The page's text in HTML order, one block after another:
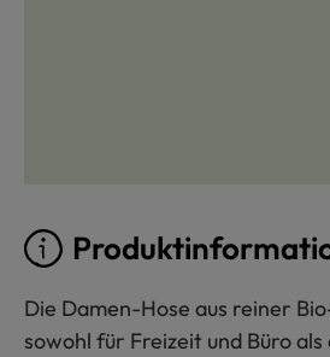
Die Damen-Hose aus reiner
sowohl für Freizeit und Büro als